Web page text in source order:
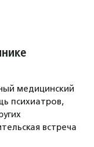
медицинский
психиатров,
встреча